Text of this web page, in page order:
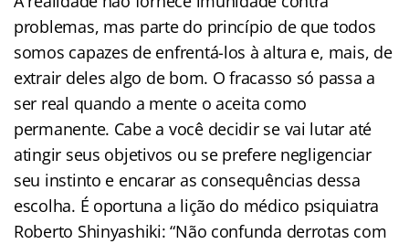
problemas, mas parte do princípio de que todos
somos capazes de enfrentá-los à altura e, mais, de
extrair deles algo de bom. O fracasso só passa a
ser real quando a mente o aceita como
permanente. Cabe a você decidir se vai lutar até
atingir seus objetivos ou se prefere negligenciar
seu instinto e encarar as consequências dessa
escolha. É oportuna a lição do médico psiquiatra
Roberto Shinyashiki: “Não confunda derrotas com